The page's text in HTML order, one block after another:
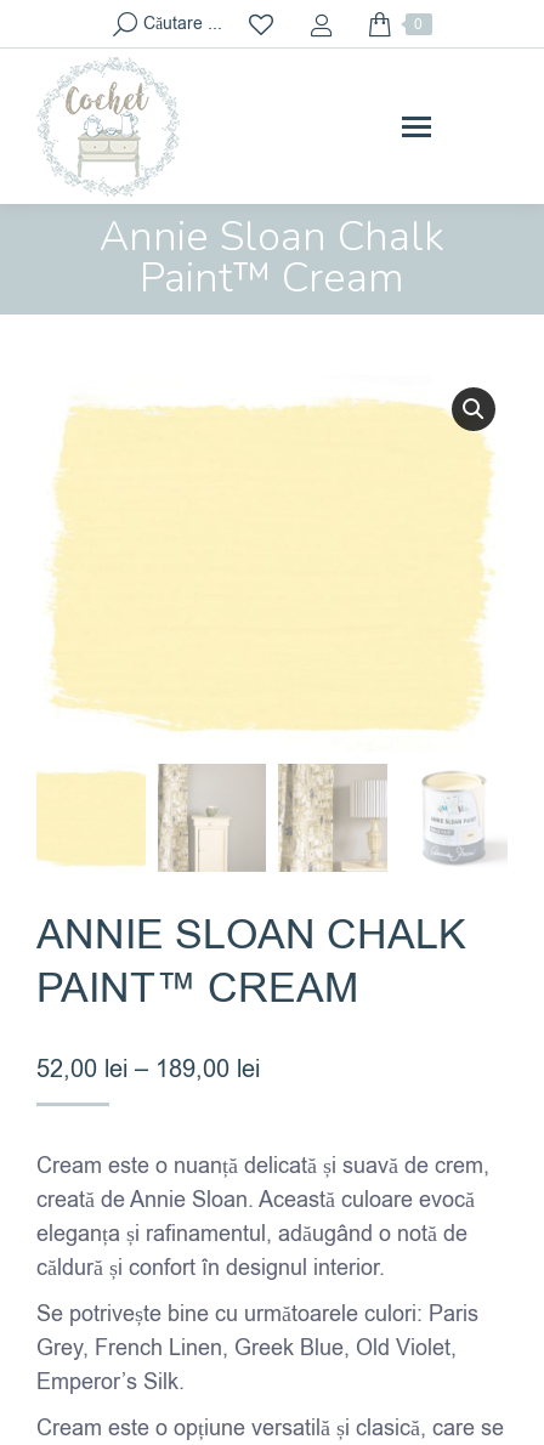
Search:Căutare ... 0
Annie Sloan Chalk
Paint™ Cream
You are here:
ANNIE SLOAN CHALK
PAINT™ CREAM
52,00 lei – 189,00 lei
52,00 lei
până
la
189,00 lei
Cream este o nuanță delicată și suavă de crem,
creată de Annie Sloan. Această culoare evocă
eleganța și rafinamentul, adăugând o notă de
căldură și confort în designul interior.
Se potrivește bine cu următoarele culori: Paris
Grey, French Linen, Greek Blue, Old Violet,
Emperor’s Silk.
Cream este o opțiune versatilă și clasică, care se